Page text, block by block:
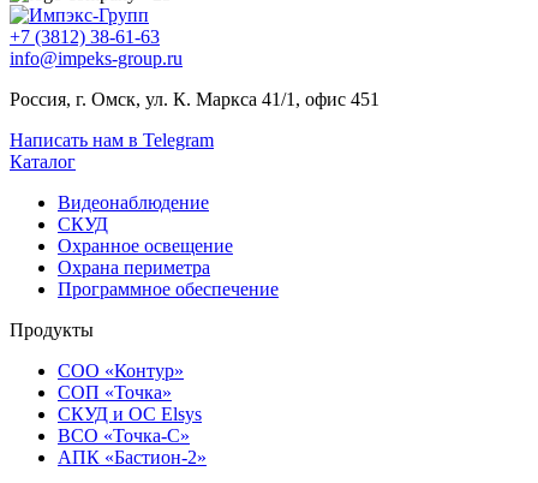
+7 (3812) 38-61-63
info@impeks-group.ru
Россия, г. Омск, ул. К. Маркса 41/1, офис 451
Написать нам в Telegram
Каталог
Видеонаблюдение
СКУД
Охранное освещение
Охрана периметра
Программное обеспечение
Продукты
СОО «Контур»
СОП «Точка»
СКУД и ОС Elsys
ВСО «Точка-С»
АПК «Бастион-2»